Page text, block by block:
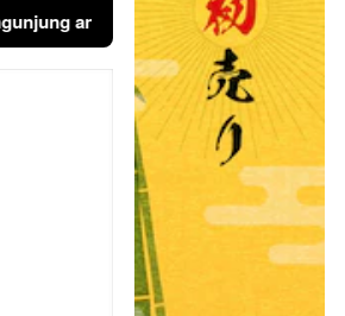
anda. Bloggingpro adalah theme